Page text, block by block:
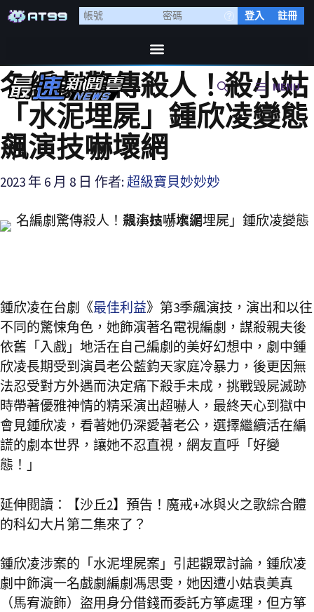
登入 註冊
MENU
名編劇驚傳殺人！殺小姑
「水泥埋屍」鍾欣凌變態
飆演技嚇壞網
2023 年 6 月 8 日 作者: 超級寶貝妙妙妙
鍾欣凌在台劇《最佳利益》第3季飆演技，演出和以往
不同的驚悚角色，她飾演著名電視編劇，謀殺親夫後
依舊「入戲」地活在自己編劇的美好幻想中，劇中鍾
欣凌長期受到演員老公藍鈞天家庭冷暴力，後更因無
法忍受對方外遇而決定痛下殺手未成，挑戰毀屍滅跡
時帶著優雅神情的精采演出超嚇人，最終天心到獄中
會見鍾欣凌，看著她仍深愛著老公，選擇繼續活在編
謊的劇本世界，讓她不忍直視，網友直呼「好變
態！」
延伸閱讀：
【沙丘2】預告！魔戒+冰與火之歌綜合體
的科幻大片第二集來了？
鍾欣凌涉案的「水泥埋屍案」引起觀眾討論，鍾欣凌
劇中飾演一名戲劇編劇馮思雯，她因遭小姑袁美真
（馬宥漩飾）盜用身分借錢而委託方箏處理，但方箏